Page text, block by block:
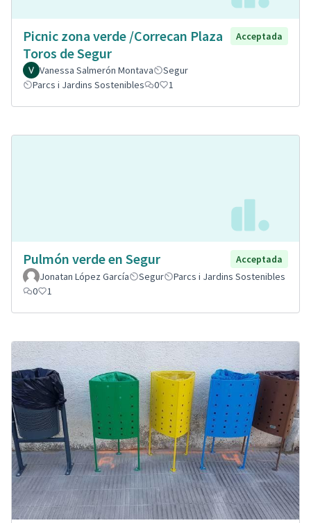
Picnic zona verde /Correcan Plaza
Toros de Segur
Acceptada
Vanessa Salmerón Montava
Segur
Parcs i Jardins Sostenibles
0 1
Pulmón verde en Segur
Acceptada
Jonatan López García
Segur
Parcs i Jardins Sostenibles
0
1